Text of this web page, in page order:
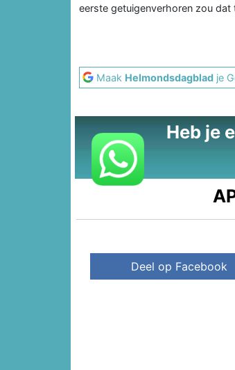
eerste getuigenverhoren zou dat
Maak Helmondsdagblad je
Heb je
Deel op Facebook